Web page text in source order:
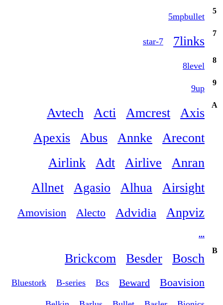
5
5mpbullet
7
7links
7-star
8
8level
9
9up
A
Axis
Amcrest
Acti
Avtech
Arecont
Annke
Abus
Apexis
Anran
Airlive
Adt
Airlink
Airsight
Alhua
Agasio
Allnet
Anpviz
Advidia
Alecto
Amovision
...
B
Bosch
Besder
Brickcom
Boavision
Beward
Bcs
B-series
Bluestork